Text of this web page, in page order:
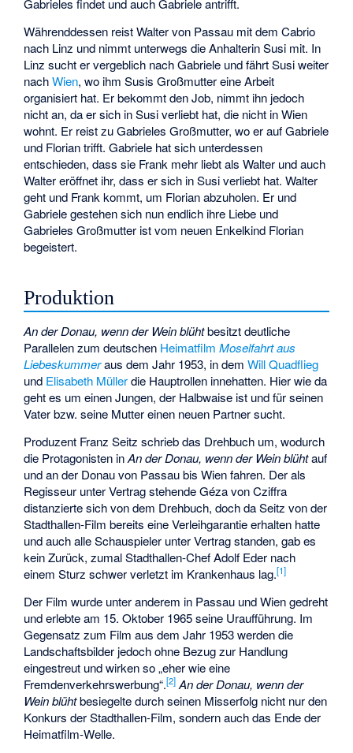
Gabrieles findet und auch Gabriele antrifft.
Währenddessen reist Walter von Passau mit dem Cabrio
nach Linz und nimmt unterwegs die Anhalterin Susi mit. In
Linz sucht er vergeblich nach Gabriele und fährt Susi weiter
nachWien, wo ihm Susis Großmutter eine Arbeit
organisiert hat. Er bekommt den Job, nimmt ihn jedoch
nicht an, da er sich in Susi verliebt hat, die nicht in Wien
wohnt. Er reist zu Gabrieles Großmutter, wo er auf Gabriele
und Florian trifft. Gabriele hat sich unterdessen
entschieden, dass sie Frank mehr liebt als Walter und auch
Walter eröffnet ihr, dass er sich in Susi verliebt hat. Walter
geht und Frank kommt, um Florian abzuholen. Er und
Gabriele gestehen sich nun endlich ihre Liebe und
Gabrieles Großmutter ist vom neuen Enkelkind Florian
begeistert.
Produktion
An der Donau, wenn der Wein blühtbesitzt deutliche
Parallelen zum deutschen Heimatfilm Moselfahrt aus
Liebeskummeraus dem Jahr 1953, in demWill Quadflieg
und Elisabeth Müllerdie Hauptrollen innehatten. Hier wie da
geht es um einen Jungen, der Halbwaise ist und für seinen
Vater bzw. seine Mutter einen neuen Partner sucht.
Produzent Franz Seitz schrieb das Drehbuch um, wodurch
die Protagonisten inAn der Donau, wenn der Wein blühtauf
und an der Donau von Passau bis Wien fahren. Der als
Regisseur unter Vertrag stehende Géza von Cziffra
distanzierte sich von dem Drehbuch, doch da Seitz von der
Stadthallen-Film bereits eine Verleihgarantie erhalten hatte
und auch alle Schauspieler unter Vertrag standen, gab es
kein Zurück, zumal Stadthallen-Chef Adolf Eder nach
einem Sturz schwer verletzt im Krankenhaus lag.[1]
Der Film wurde unter anderem in Passau und Wien gedreht
und erlebte am 15. Oktober 1965 seine Uraufführung. Im
Gegensatz zum Film aus dem Jahr 1953 werden die
Landschaftsbilder jedoch ohne Bezug zur Handlung
eingestreut und wirken so „eher wie eine
Fremdenverkehrswerbung“.[2] An der Donau, wenn der
Wein blühtbesiegelte durch seinen Misserfolg nicht nur den
Konkurs der Stadthallen-Film, sondern auch das Ende der
Heimatfilm-Welle.